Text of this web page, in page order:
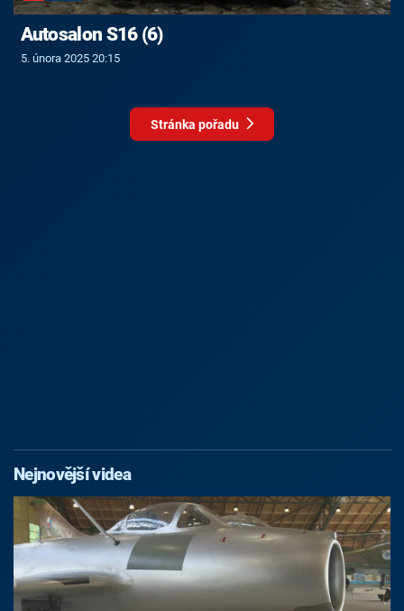
Autosalon S16 (6)
5. února 2025 20:15
Stránka pořadu
Nejnovější videa